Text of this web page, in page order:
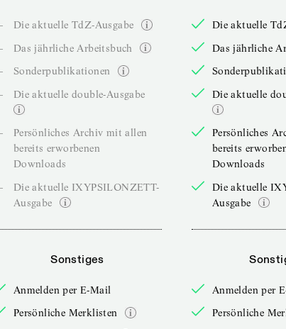
Die aktuelle TdZ-Ausgabe
Das jährliche Arbeitsbuch
Sonderpublikationen
Die aktuelle double-Ausgabe
Persönliches Archiv mit allen
bereits erworbenen
Downloads
Die aktuelle IXYPSILONZETT-
Ausgabe
Sonstiges
Anmelden per E-Mail
Persönliche Merklisten
Die aktuelle
Das jährliche
Die aktuelle
Persönliches
bereits
Downloads
Die aktuelle
Ausgabe
Anmelden per
Persönliche